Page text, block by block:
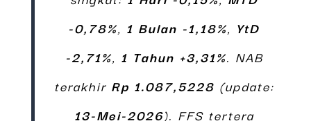
-0,78%, 1 Bulan -1,18%, YtD
-2,71%, 1 Tahun +3,31%. NAB
terakhir Rp 1.087,5228 (update:
13-Mei-2026). FFS tertera